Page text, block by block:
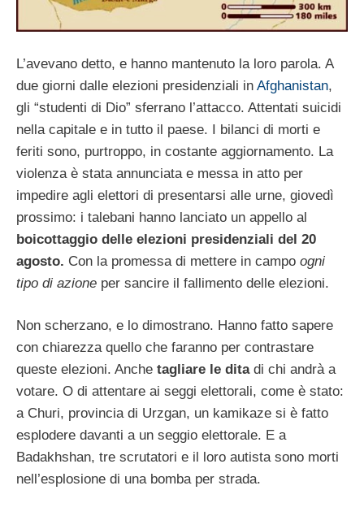
L’avevano detto, e hanno mantenuto la loro parola. A
due giorni dalle elezioni presidenziali in Afghanistan,
gli “studenti di Dio” sferrano l’attacco. Attentati suicidi
nella capitale e in tutto il paese. I bilanci di morti e
feriti sono, purtroppo, in costante aggiornamento. La
violenza è stata annunciata e messa in atto per
impedire agli elettori di presentarsi alle urne, giovedì
prossimo: i talebani hanno lanciato un appello al
boicottaggio delle elezioni presidenziali del 20
agosto. Con la promessa di mettere in campo ogni
tipo di azione per sancire il fallimento delle elezioni.
Non scherzano, e lo dimostrano. Hanno fatto sapere
con chiarezza quello che faranno per contrastare
queste elezioni. Anche tagliare le ditadi chi andrà a
votare. O di attentare ai seggi elettorali, come è stato:
a Churi, provincia di Urzgan, un kamikaze si è fatto
esplodere davanti a un seggio elettorale. E a
Badakhshan, tre scrutatori e il loro autista sono morti
nell’esplosione di una bomba per strada.